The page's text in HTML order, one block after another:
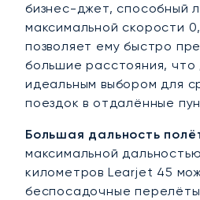
бизнес-джет, способный
максимальной скорости
позволяет ему быстро
большие расстояния, что
идеальным выбором для
поездок в отдалённые
Большая дальность
максимальной
километров Learjet 45
беспосадочные